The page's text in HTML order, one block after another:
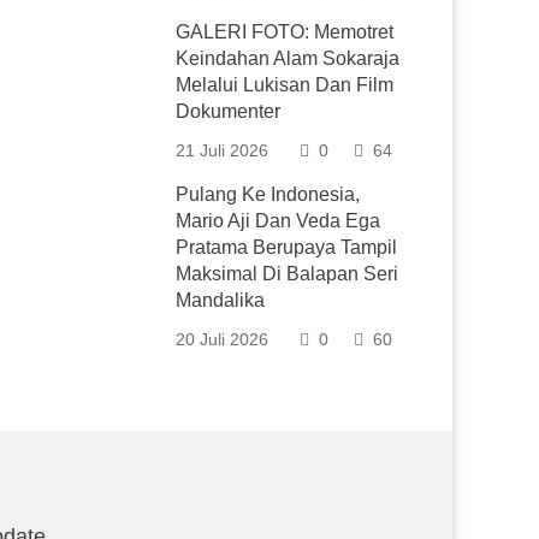
GALERI FOTO: Memotret
Keindahan Alam Sokaraja
Melalui Lukisan Dan Film
Dokumenter
21 Juli 2026 0 64
Pulang Ke Indonesia,
Mario Aji Dan Veda Ega
Pratama Berupaya Tampil
Maksimal Di Balapan Seri
Mandalika
20 Juli 2026 0 60